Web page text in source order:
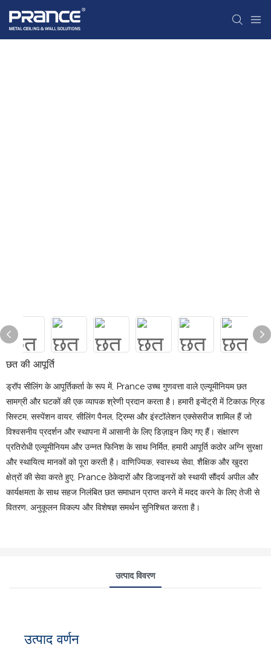
छत की आपूर्ति
ड्रॉप सीलिंग के आपूर्तिकर्ता के रूप में, Prance उच्च गुणवत्ता वाले एल्यूमीनियम छत
सामग्री और घटकों की एक व्यापक श्रेणी प्रदान करता है। हमारी इन्वेंट्री में टिकाऊ ग्रिड
सिस्टम, सस्पेंशन वायर, सीलिंग पैनल, ट्रिम्स और इंस्टॉलेशन एक्सेसरीज शामिल हैं जो
विश्वसनीय प्रदर्शन और स्थापना में आसानी के लिए डिज़ाइन किए गए हैं। संक्षारण
प्रतिरोधी एल्यूमीनियम और उन्नत फिनिश के साथ निर्मित, हमारी आपूर्ति कठोर अग्नि सुरक्षा
और स्थायित्व मानकों को पूरा करती है। वाणिज्यिक, स्वास्थ्य सेवा, शैक्षिक और खुदरा
क्षेत्रों की सेवा करते हुए, Prance ठेकेदारों और डिजाइनरों को स्थायी सौंदर्य अपील और
कार्यक्षमता के साथ सहज निलंबित छत समाधान प्राप्त करने में मदद करने के लिए तेजी से
वितरण, अनुकूलन विकल्प और विशेषज्ञ समर्थन सुनिश्चित करता है।
उत्पाद विवरण
उत्पाद वर्णन